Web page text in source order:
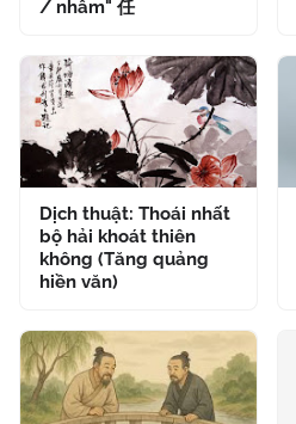
/ nhâm" 任
Dịch thuật: Thoái nhất
bộ hải khoát thiên
không (Tăng quảng
hiền văn)